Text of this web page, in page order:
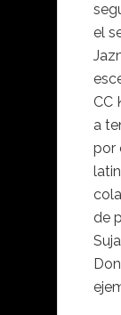
el
CC
a
por
de